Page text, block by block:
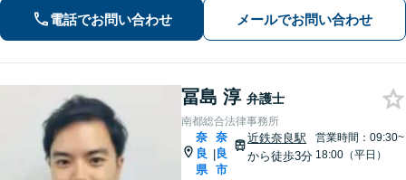
を伺うことを大切にしています【近鉄
奈良駅5分】【オンライン相談可】
電話でお問い合わせ メールでお問い合わせ
冨島 淳 弁護士
南都総合法律事務所
奈
良
県
|
奈
良
市
近鉄奈良駅
から徒歩3分
営業時間：09:30~
18:00（平日）